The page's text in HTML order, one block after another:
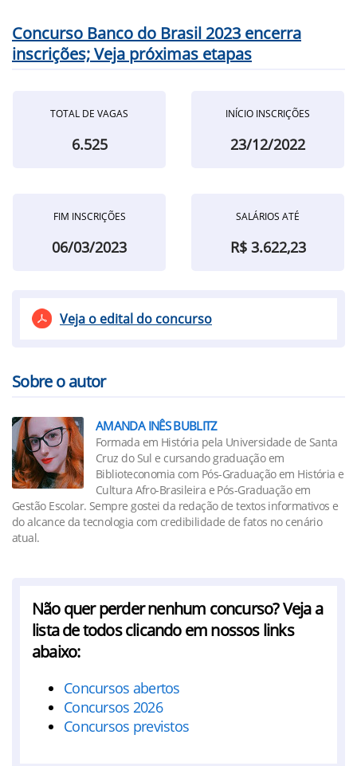
Concurso Banco do Brasil 2023 encerra
inscrições; Veja próximas etapas
TOTAL DE VAGAS
6.525
INÍCIO INSCRIÇÕES
23/12/2022
FIM INSCRIÇÕES
06/03/2023
SALÁRIOS ATÉ
R$ 3.622,23
Veja o edital do concurso
Sobre o autor
AMANDA INÊS BUBLITZ
Formada em História pela Universidade de Santa
Cruz do Sul e cursando graduação em
Biblioteconomia com Pós-Graduação em História e
Cultura Afro-Brasileira e Pós-Graduação em
Gestão Escolar. Sempre gostei da redação de textos informativos e
do alcance da tecnologia com credibilidade de fatos no cenário
atual.
Não quer perder nenhum concurso? Veja a
lista de todos clicando em nossos links
abaixo:
Concursos abertos
Concursos 2026
Concursos previstos